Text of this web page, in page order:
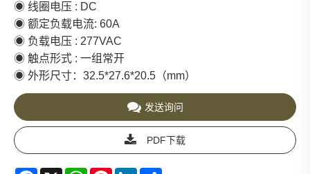
◉ 线圈电压 : DC
◉ 额定负载电流: 60A
◉ 负载电压 : 277VAC
◉ 触点形式 : 一组常开
◉ 外形尺寸：32.5*27.6*20.5（mm）
发送询问
PDF下载